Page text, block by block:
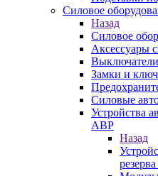
Силовое
Назад
Силовое
Аксессуары
Замки и
Силовые
Устройства
АВР
Назад